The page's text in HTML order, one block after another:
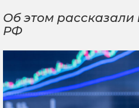
Об этом рассказали
РФ